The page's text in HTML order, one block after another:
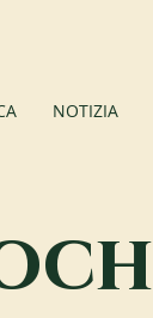
NOTIZIA